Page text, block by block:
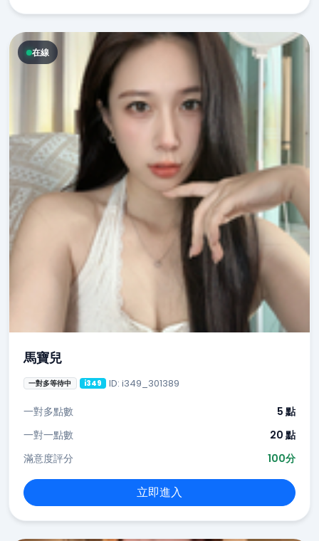
在線
馬寶兒
一對多等待中 i349 ID: i349_301389
一對多點數
5 點
一對一點數
20 點
滿意度評分
100分
立即進入